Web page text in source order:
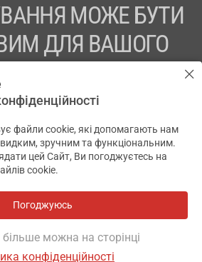
МОЖЕ БУТИ
ДЛЯ ВАШОГО
ПРЕПАРАТУ ПРОКОНСУЛЬТУЙТЕСЬ
Код ЄДРПОУ 43631965.
від відповідальності
інформаційна система АПТЕКА911.ЮА
файли cookie, які допомагають нам
зручним та функціональним.
цей Сайт, Ви погоджуєтесь на
cookie.
Погоджуюсь
можна на сторінці
конфіденційності
✕